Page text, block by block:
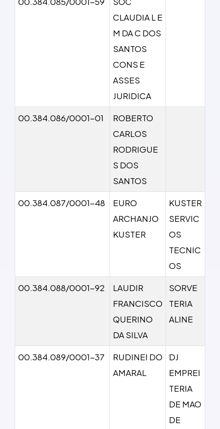
CLAUDIA L E
M DA C DOS
SANTOS
CONS E
ASSES
JURIDICA
00.384.086/0001-01
ROBERTO
CARLOS
RODRIGUE
S DOS
SANTOS
00.384.087/0001-48
EURO
ARCHANJO
KUSTER
KUSTER
SERVIC
OS
TECNIC
OS
00.384.088/0001-92
LAUDIR
FRANCISCO
QUERINO
DA SILVA
SORVE
TERIA
ALINE
00.384.089/0001-37
RUDINEI DO
AMARAL
DJ
EMPREI
TERIA
DE MAO
DE